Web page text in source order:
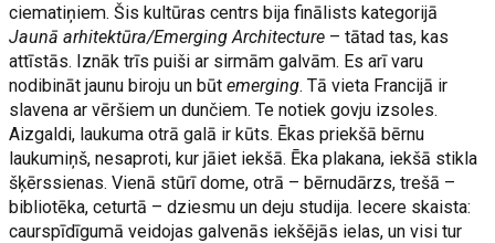
ciematiņiem. Šis kultūras centrs bija finālists kategorijā
Jaunā arhitektūra/Emerging Architecture – tātad tas, kas
attīstās. Iznāk trīs puiši ar sirmām galvām. Es arī varu
nodibināt jaunu biroju un būtemerging. Tā vieta Francijā ir
slavena ar vēršiem un dunčiem. Te notiek govju izsoles.
Aizgaldi, laukuma otrā galā ir kūts. Ēkas priekšā bērnu
laukumiņš, nesaproti, kur jāiet iekšā. Ēka plakana, iekšā stikla
šķērssienas. Vienā stūrī dome, otrā – bērnudārzs, trešā –
bibliotēka, ceturtā – dziesmu un deju studija. Iecere skaista:
caurspīdīgumā veidojas galvenās iekšējās ielas, un visi tur